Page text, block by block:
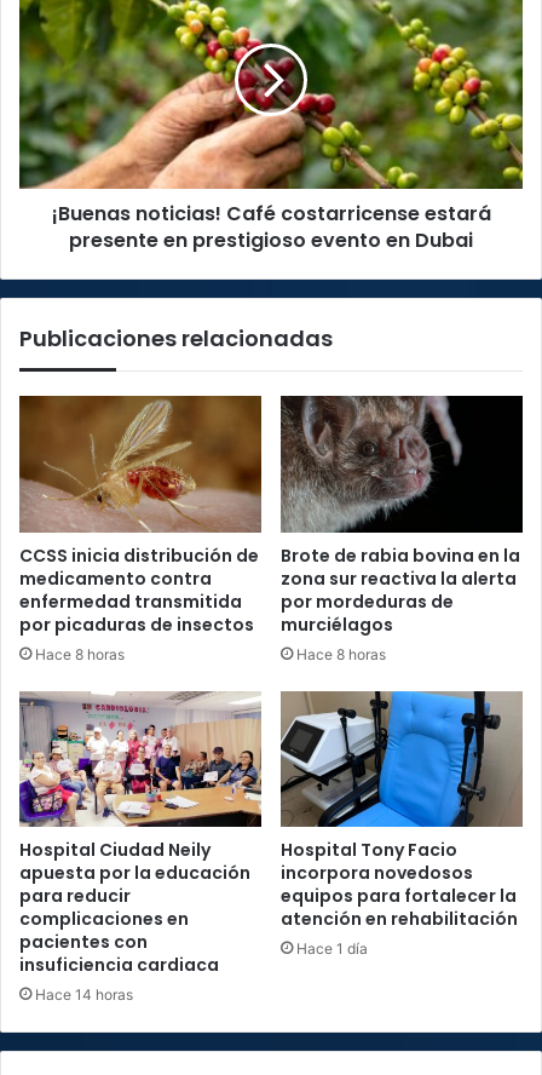
noticias!
Café
costarricense
estará
presente
en
prestigioso
evento
¡Buenas noticias! Café costarricense estará
presente en prestigioso evento en Dubai
Publicaciones relacionadas
CCSS inicia distribución de
medicamento contra
enfermedad transmitida
por picaduras de insectos
Hace 8 horas
Brote de rabia bovina en la
zona sur reactiva la alerta
por mordeduras de
murciélagos
Hace 8 horas
Hospital Ciudad Neily
apuesta por la educación
para reducir
complicaciones en
pacientes con
insuficiencia cardiaca
Hace 14 horas
Hospital Tony Facio
incorpora novedosos
equipos para fortalecer la
atención en rehabilitación
Hace 1 día